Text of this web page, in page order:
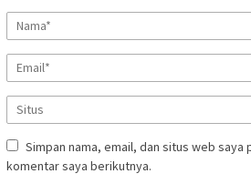
Simpan nama, email, dan situs web saya
komentar saya berikutnya.